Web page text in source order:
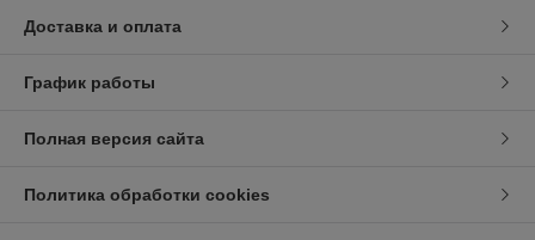
Доставка и оплата
График работы
Полная версия сайта
Политика обработки cookies